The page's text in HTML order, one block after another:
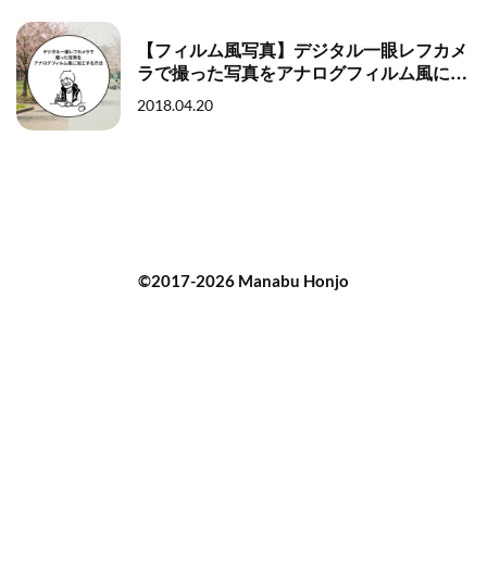
【フィルム風写真】デジタル一眼レフカメ
ラで撮った写真をアナログフィルム風に加
工する方法
2018.04.20
©2017-2026 Manabu Honjo